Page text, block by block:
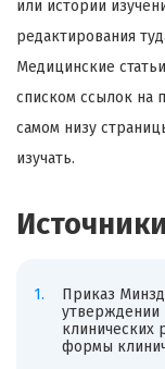
или истории
редактирования
Медицинские
списком ссылок на
самом низу
изучать.
Источники
Приказ
утверждении
клинических
формы